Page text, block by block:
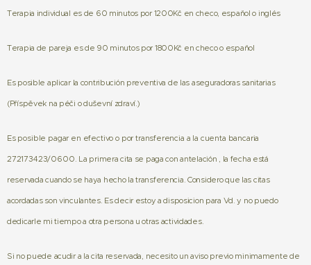
Terapia individual es de 60 minutos por 1200Kč en checo, espaňol o inglés
Terapia de pareja es de 90 minutos por 1800Kč en checo o espaňol
Es posible aplicar la contribución preventiva de las aseguradoras sanitarias
(Příspěvek na péči o duševní zdraví.)
Es posible pagar en efectivo o por transferencia a la cuenta bancaria
272173423/0600. La primera cita se paga con antelación , la fecha está
reservada cuando se haya hecho la transferencia. Considero que las citas
acordadas son vinculantes. Es decir estoy a disposicion para Vd. y no puedo
dedicarle mi tiempo a otra persona u otras actividades.
Si no puede acudir a la cita reservada, necesito un aviso previo minimamente de